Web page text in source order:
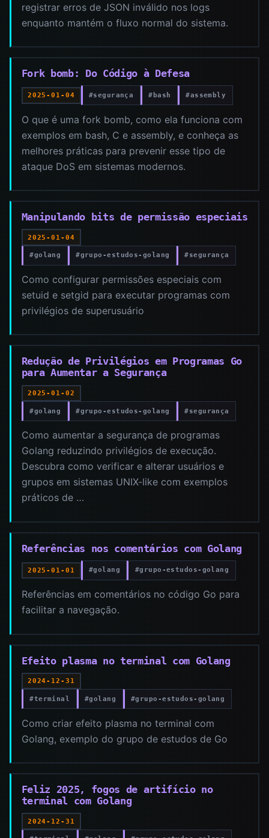
registrar erros de JSON inválido nos logs
enquanto mantém o fluxo normal do sistema.
Fork bomb: Do Código à Defesa
2025-01-04 #segurança #bash #assembly
O que é uma fork bomb, como ela funciona com
exemplos em bash, C e assembly, e conheça as
melhores práticas para prevenir esse tipo de
ataque DoS em sistemas modernos.
Manipulando bits de permissão especiais
2025-01-04
#golang #grupo-estudos-golang #segurança
Como configurar permissões especiais com
setuid e setgid para executar programas com
privilégios de superusuário
Redução de Privilégios em Programas Go
para Aumentar a Segurança
2025-01-02
#golang #grupo-estudos-golang #segurança
Como aumentar a segurança de programas
Golang reduzindo privilégios de execução.
Descubra como verificar e alterar usuários e
grupos em sistemas UNIX-like com exemplos
práticos de …
Referências nos comentários com Golang
2025-01-01 #golang #grupo-estudos-golang
Referências em comentários no código Go para
facilitar a navegação.
Efeito plasma no terminal com Golang
2024-12-31
#terminal #golang #grupo-estudos-golang
Como criar efeito plasma no terminal com
Golang, exemplo do grupo de estudos de Go
Feliz 2025, fogos de artifício no
terminal com Golang
2024-12-31